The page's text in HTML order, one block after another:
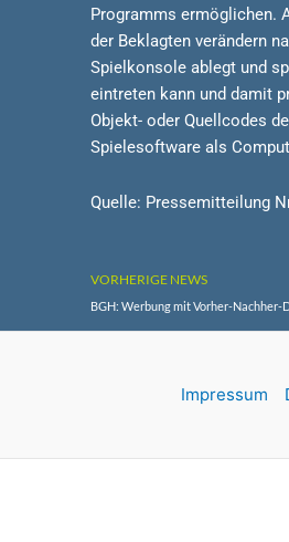
Programms ermöglichen.
der Beklagten verändern
Spielkonsole ablegt und
eintreten kann und damit
Objekt- oder Quellcodes
Spielesoftware als
Quelle: Pressemitteilung
VORHERIGE NEWS
Impressum